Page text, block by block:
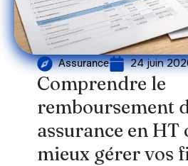
Assurance 24 juin
Comprendre le
remboursement
assurance en HT
mieux gérer vos